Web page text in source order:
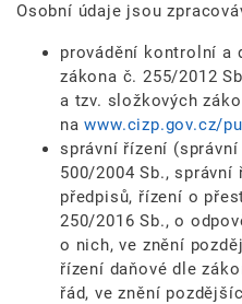
Osobní údaje jsou
provádění kontrolní a
zákona č. 255/2012
a tzv. složkových
nawww.cizp.gov.cz/
správní řízení
500/2004 Sb., správní
předpisů, řízení o
250/2016 Sb., o
o nich, ve znění
řízení daňové dle
řád, ve znění